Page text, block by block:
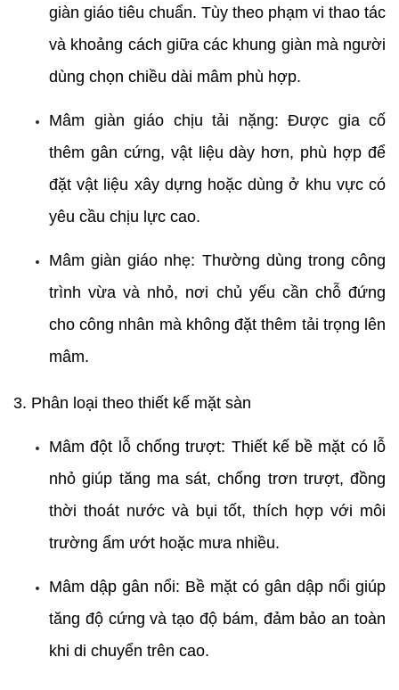
giàn giáo tiêu chuẩn. Tùy theo phạm vi thao tác
và khoảng cách giữa các khung giàn mà người
dùng chọn chiều dài mâm phù hợp.
Mâm giàn giáo chịu tải nặng: Được gia cố
thêm gân cứng, vật liệu dày hơn, phù hợp để
đặt vật liệu xây dựng hoặc dùng ở khu vực có
yêu cầu chịu lực cao.
Mâm giàn giáo nhẹ: Thường dùng trong công
trình vừa và nhỏ, nơi chủ yếu cần chỗ đứng
cho công nhân mà không đặt thêm tải trọng lên
mâm.
3. Phân loại theo thiết kế mặt sàn
Mâm đột lỗ chống trượt: Thiết kế bề mặt có lỗ
nhỏ giúp tăng ma sát, chống trơn trượt, đồng
thời thoát nước và bụi tốt, thích hợp với môi
trường ẩm ướt hoặc mưa nhiều.
Mâm dập gân nổi: Bề mặt có gân dập nổi giúp
tăng độ cứng và tạo độ bám, đảm bảo an toàn
khi di chuyển trên cao.